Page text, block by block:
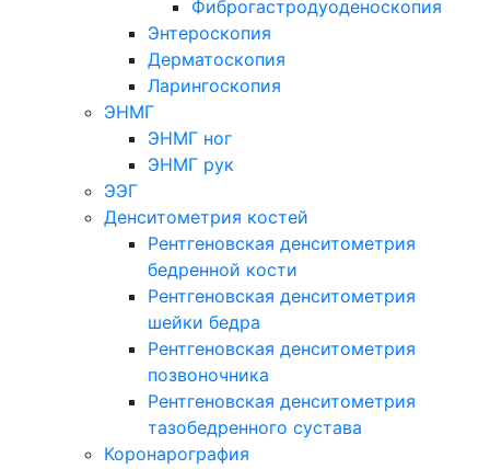
Фиброгастродуоденоскопия
Энтероскопия
Дерматоскопия
Ларингоскопия
ЭНМГ
ЭНМГ ног
ЭНМГ рук
ЭЭГ
Денситометрия костей
Рентгеновская денситометрия
бедренной кости
Рентгеновская денситометрия
шейки бедра
Рентгеновская денситометрия
позвоночника
Рентгеновская денситометрия
тазобедренного сустава
Коронарография